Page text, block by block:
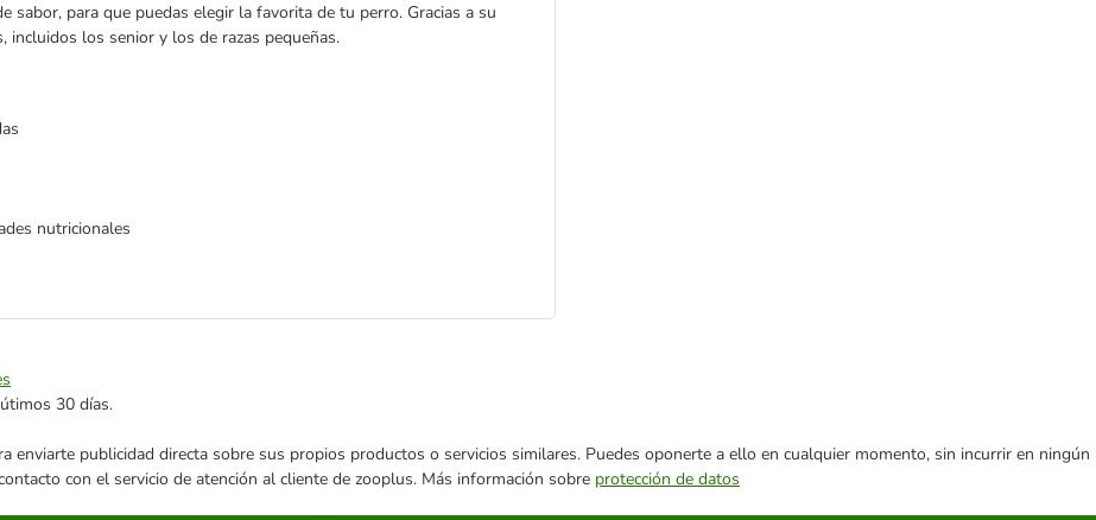
sabor, para que puedas elegir la favorita de tu perro. Gracias a su
incluidos los senior y los de razas pequeñas.
nutricionales
30 días.
enviarte publicidad directa sobre sus propios productos o servicios similares. Puedes oponerte a ello en cualquier momento, sin incurrir en ningún
con el servicio de atención al cliente de zooplus. Más información sobre protección de datos